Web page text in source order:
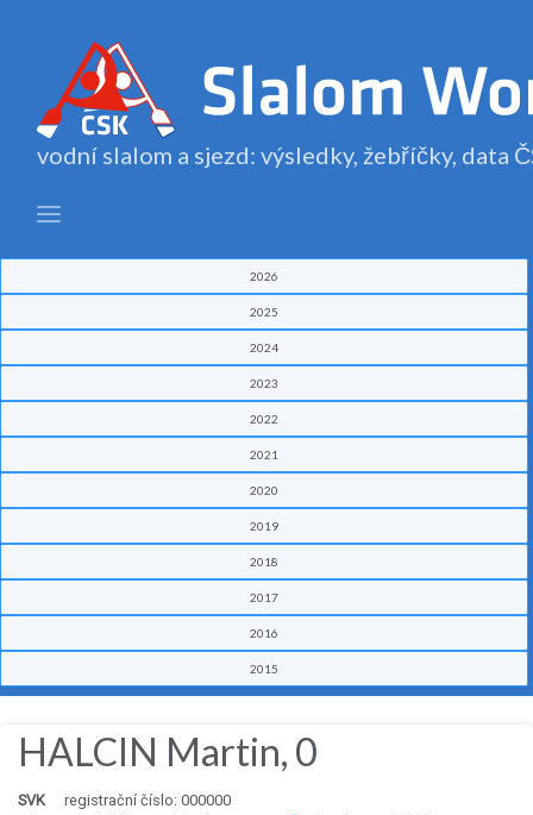
vodní slalom a sjezd: výsledky, žebříčky, data
2026
2025
2024
2023
2022
2021
2020
2019
2018
2017
2016
2015
HALCIN Martin, 0
SVK
registrační číslo: 000000